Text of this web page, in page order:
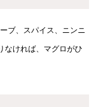
ブ、スパイス、ニンニ
なければ、マグロがひ